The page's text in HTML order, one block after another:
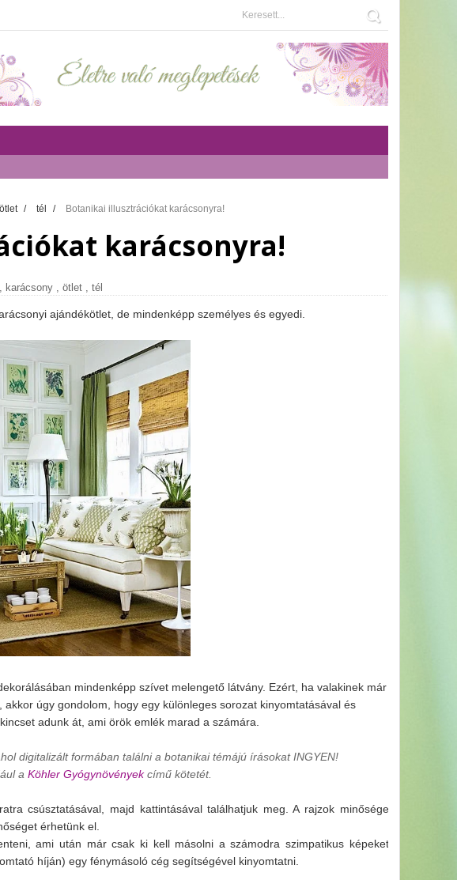
ötlet / tél / Botanikai illusztrációkat karácsonyra!
karácsonyra!
, karácsony , ötlet , tél
ajándékötlet, de mindenképp személyes és egyedi.
mindenképp szívet melengető látvány. Ezért, ha valakinek már
úgy gondolom, hogy egy különleges sorozat kinyomtatásával és
adunk át, ami örök emlék marad a számára.
digitalizált formában találni a botanikai témájú írásokat INGYEN!
aKöhler Gyógynövényekcímű kötetét.
csúsztatásával, majd kattintásával találhatjuk meg. A rajzok minősége
érhetünk el.
ami után már csak ki kell másolni a számodra szimpatikus képeket
híján) egy fénymásoló cég segítségével kinyomtatni.